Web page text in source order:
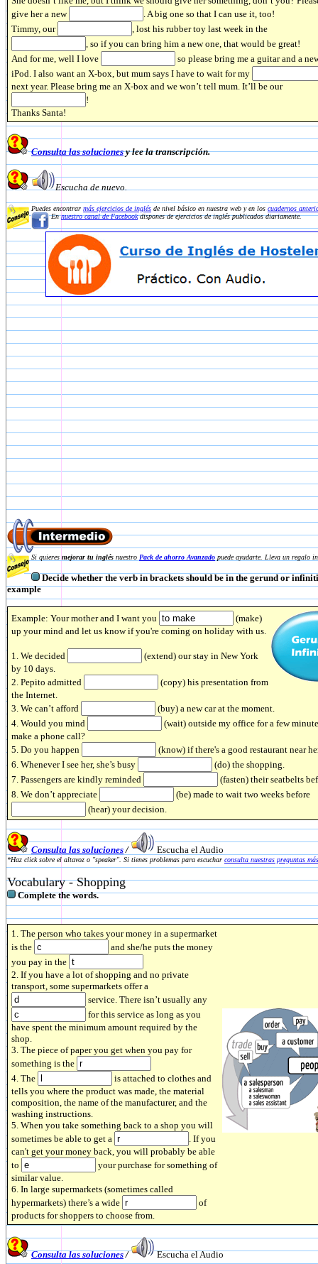
give her a new
. A big one so that I can use it, too!
Timmy, our
, lost his rubber toy last week in the
, so if you can bring him a new one, that would be great!
And for me, well I love
so please bring me a guitar and a
iPod. I also want an X-box, but mum says I have to wait for my
next year. Please bring me an X-box and we won’t tell mum. It’ll be our
!
Thanks Santa!
Consulta las solucionesy lee la transcripción.
Escucha de nuevo.
Puedes encontrar más ejercicios de inglés de nivel básico en nuestra web y en los cuadernos
Ennuestro canal de Facebookdispones de ejercicios de inglés publicados diariamente.
Si quieres mejorar tu inglés nuestro Pack de ahorro Avanzado puede ayudarte. Lleva un regalo
Decide whether the verb in brackets should be in the gerund or
example
Example: Your mother and I want you
(make)
up your mind and let us know if you're coming on holiday with us.
1. We decided
(extend) our stay in New York
by 10 days.
2. Pepito admitted
(copy) his presentation from
the Internet.
3. We can’t afford
(buy) a new car at the moment.
4. Would you mind
(wait) outside my office for a few
make a phone call?
5. Do you happen
(know) if there's a good restaurant near
6. Whenever I see her, she’s busy
(do) the shopping.
7. Passengers are kindly reminded
(fasten) their seatbelts
8. We don’t appreciate
(be) made to wait two weeks before
(hear) your decision.
Consulta las soluciones/ Escucha el Audio
*Haz click sobre el altavoz o "speaker". Si tienes problemas para escuchar consulta nuestras preguntas
Vocabulary - Shopping
Complete the words.
1. The person who takes your money in a supermarket
is the
and she/he puts the money
you pay in the
2. If you have a lot of shopping and no private
transport, some supermarkets offer a
service. There isn’t usually any
for this service as long as you
have spent the minimum amount required by the
shop.
3. The piece of paper you get when you pay for
something is the
4. The
is attached to clothes and
tells you where the product was made, the material
composition, the name of the manufacturer, and the
washing instructions.
5. When you take something back to a shop you will
sometimes be able to get a
. If you
can't get your money back, you will probably be able
to
your purchase for something of
similar value.
6. In large supermarkets (sometimes called
hypermarkets) there’s a wide
of
products for shoppers to choose from.
Consulta las soluciones/ Escucha el Audio